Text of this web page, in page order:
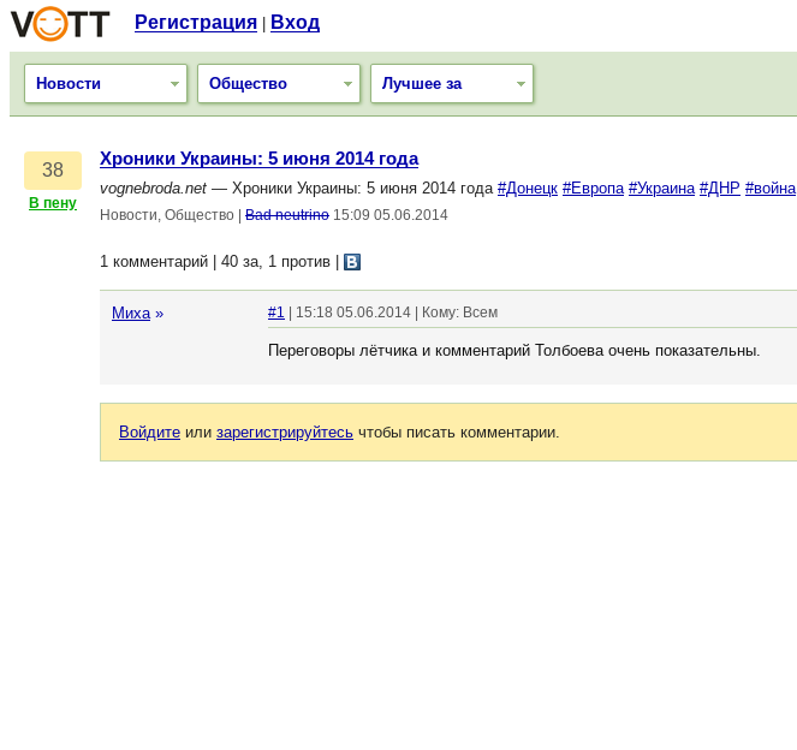
Регистрация Вход
Новости Общество Лучшее за
38
В пену
Хроники Украины: 5 июня 2014 года
vognebroda.net — Хроники Украины: 5 июня 2014 года #Донецк #Европа #Украина #ДНР #война
Новости, Общество Bad neutrino 15:09 05.06.2014
1 комментарий | 40 за, 1 против
Миха » #1 | 15:18 05.06.2014 | Кому: Всем
Переговоры лётчика и комментарий Толбоева очень показательны.
Войдите или зарегистрируйтесь чтобы писать комментарии.